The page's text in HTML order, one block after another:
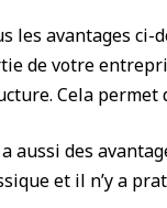
les avantages ci-
de votre
Cela permet
aussi des
et il n’y a